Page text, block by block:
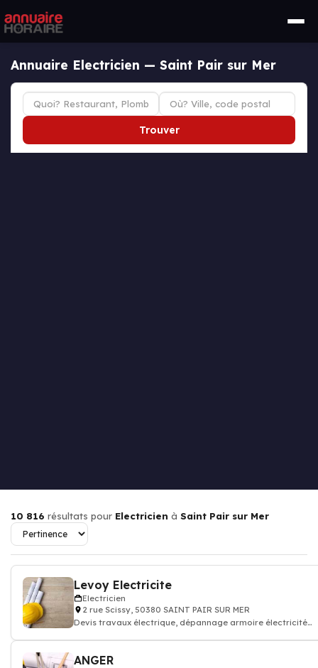
Annuaire Electricien — Saint Pair sur Mer
Trouver
10 816 résultats pour Electricien à Saint Pair sur Mer
Levoy Electricite
Electricien
2 rue Scissy, 50380 SAINT PAIR SUR MER
Devis travaux électrique, dépannage armoire électricité
ANGER